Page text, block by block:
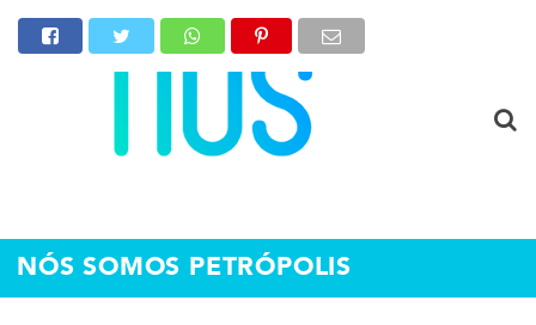
NÓS SOMOS PETRÓPOLIS